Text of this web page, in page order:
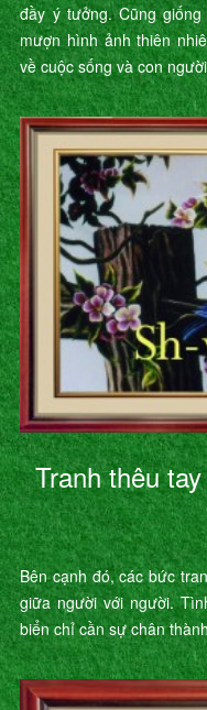
đầy ý tưởng. Cũng
mượn hình ảnh thiên
về cuộc sống và con
Tranh thêu
Bên cạnh đó, các bức
giữa người với người.
biển chỉ cần sự chân